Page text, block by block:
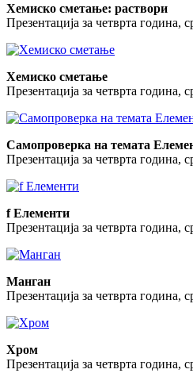
Хемиско сметање: раствори
Презентација за четврта година,
Хемиско сметање
Презентација за четврта година,
Самопроверка на темата
Презентација за четврта година,
f Елементи
Презентација за четврта година,
Манган
Презентација за четврта година,
Хром
Презентација за четврта година,